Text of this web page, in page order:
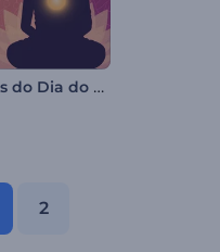
Animações do Dia do Bodhi
2